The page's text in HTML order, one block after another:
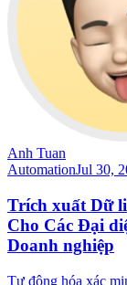
Anh Tuan
AutomationJul 30,
Trích xuất Dữ
Cho Các Đại
Doanh nghiệp
Tự động hóa xác